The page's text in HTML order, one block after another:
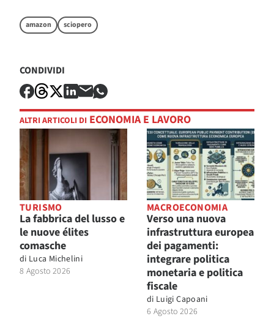
amazon sciopero
CONDIVIDI
ALTRI ARTICOLI DI ECONOMIA E LAVORO
TURISMO
La fabbrica del lusso e
le nuove élites
comasche
di Luca Michelini
8 Agosto 2026
MACROECONOMIA
Verso una nuova
infrastruttura europea
dei pagamenti:
integrare politica
monetaria e politica
fiscale
di Luigi Capoani
6 Agosto 2026